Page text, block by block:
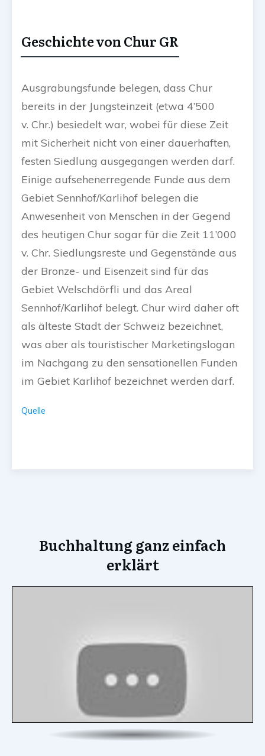
Geschichte von Chur GR
Ausgrabungsfunde belegen, dass Chur
bereits in der Jungsteinzeit (etwa 4’500
v. Chr.) besiedelt war, wobei für diese Zeit
mit Sicherheit nicht von einer dauerhaften,
festen Siedlung ausgegangen werden darf.
Einige aufsehenerregende Funde aus dem
Gebiet Sennhof/Karlihof belegen die
Anwesenheit von Menschen in der Gegend
des heutigen Chur sogar für die Zeit 11’000
v. Chr. Siedlungsreste und Gegenstände aus
der Bronze- und Eisenzeit sind für das
Gebiet Welschdörfli und das Areal
Sennhof/Karlihof belegt. Chur wird daher oft
als älteste Stadt der Schweiz bezeichnet,
was aber als touristischer Marketingslogan
im Nachgang zu den sensationellen Funden
im Gebiet Karlihof bezeichnet werden darf.
Quelle
Buchhaltung ganz einfach
erklärt